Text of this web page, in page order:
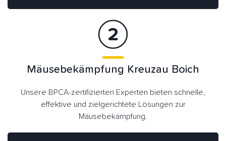
Mäusebekämpfung Kreuzau Boich
Unsere BPCA-zertifizierten Experten bieten schnelle,
effektive und zielgerichtete Lösungen zur
Mäusebekämpfung.